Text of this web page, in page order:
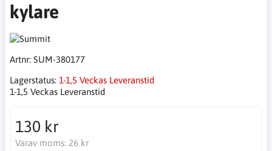
kylare
Artnr: SUM-380177
Lagerstatus: 1-1,5 Veckas Leveranstid
1-1,5 Veckas Leveranstid
130 kr
Varav moms: 26 kr